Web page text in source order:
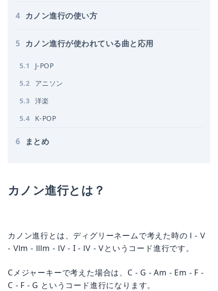
4 カノン進行の使い方
5 カノン進行が使われている曲と応用
5.1
J-POP
5.2
アニソン
5.3 洋楽
5.4 K-POP
6 まとめ
カノン進行とは？
カノン進行とは、ディグリーネームで考えた時の Ⅰ - Ⅴ
- Ⅵm - Ⅲm - Ⅳ - I - Ⅳ - Ⅴというコード進行です。
Cメジャーキーで考えた場合は、C - G - Am - Em - F -
C - F - G というコード進行になります。